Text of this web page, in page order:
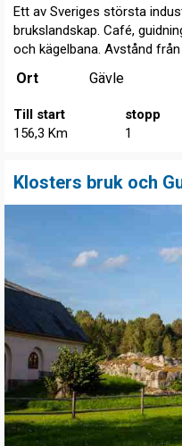
Ett av Sveriges största
brukslandskap. Café,
och kägelbana. Avstånd
Ort Gävle
Till start
156,3 Km
stopp
1
Klosters bruk och